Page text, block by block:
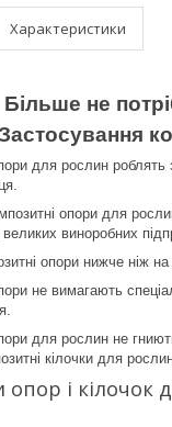
Характеристики
Більше не
для рослин роблять
опори для
виноробних
опори нижче ніж
не вимагають
для рослин не
кілочки для
опор і кілочок